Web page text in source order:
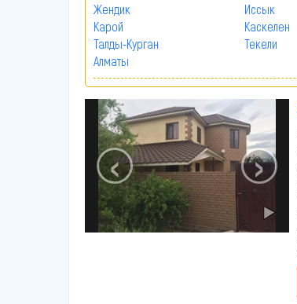
Жендик
Иссык
Карой
Каскелен
Талды-Курган
Текели
Алматы
‹ ›